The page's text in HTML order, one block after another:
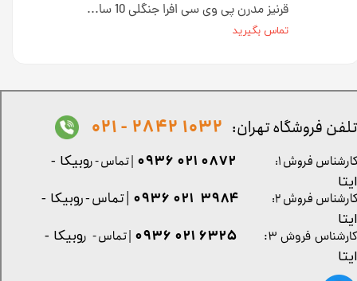
قرنیز مدرن پی وی سی افرا جنگلی 10 سانت کد GP500 [انبار تهران]
تماس بگیرید
کارشناس فروش ۳: ۶۳۲۵ ۰۲۱ ۰۹۳۶ | تماس - روبیکا -
ایتا
تلفن فروشگاه تهران: 1032 2842 - 021
کارشناس فروش ۱: 0872 021 0936 | تماس - روبیکا -
ایتا
کارشناس فروش ۲:
۳۹۸۴ ۰۲۱ ۰۹۳۶ | تماس - روبیکا -
ایتا